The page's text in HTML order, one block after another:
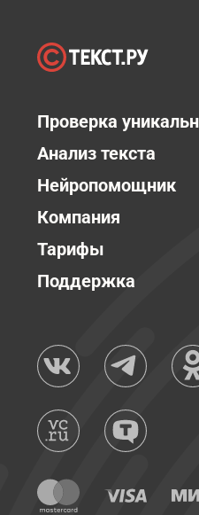
Проверка
Анализ текста
Нейропомощник
Компания
Тарифы
Поддержка